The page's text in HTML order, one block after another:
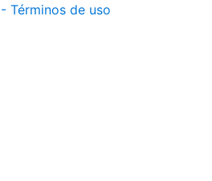
Términos de uso